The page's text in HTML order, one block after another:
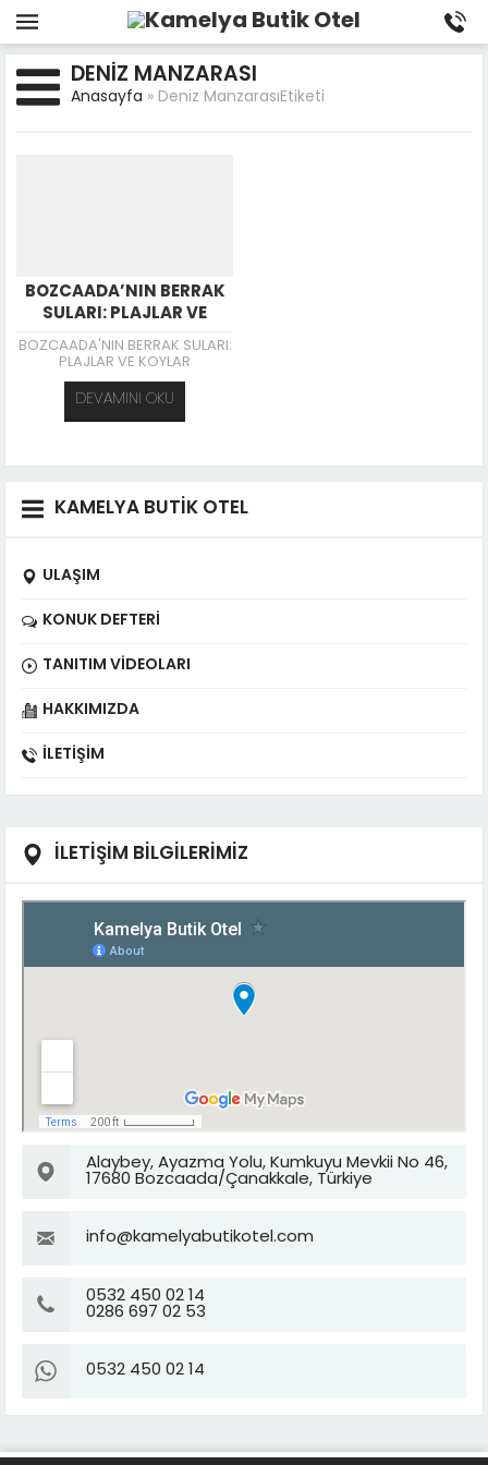
DENIZ MANZARASI
Anasayfa » Deniz ManzarasıEtiketi
BOZCAADA’NIN BERRAK
SULARI: PLAJLAR VE
KOYLAR
BOZCAADA'NIN BERRAK SULARI:
PLAJLAR VE KOYLAR
DEVAMINI OKU
KAMELYA BUTİK OTEL
ULAŞIM
KONUK DEFTERI
TANITIM VIDEOLARI
HAKKIMIZDA
İLETIŞIM
İLETİŞİM BİLGİLERİMİZ
Alaybey, Ayazma Yolu, Kumkuyu Mevkii No 46,
17680 Bozcaada/Çanakkale, Türkiye
info@kamelyabutikotel.com
0532 450 02 14
0286 697 02 53
0532 450 02 14